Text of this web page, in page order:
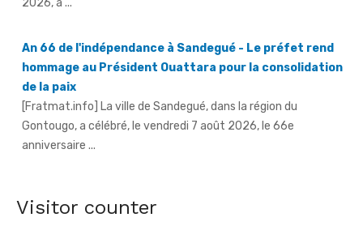
An 66 de l'indépendance à Sandegué - Le préfet rend
de la paix
[Fratmat.info] La ville de Sandegué, dans la région du
Gontougo, a célébré, le vendredi 7 août 2026, le 66e
anniversaire ...
66e anniversaire de l'indépendance à Tougbo - Le
sous-préfet appelle à l'union face à la menace
anniversaire de l'indépendance de la Côte d'Ivoire, le sous-
Visitor counter